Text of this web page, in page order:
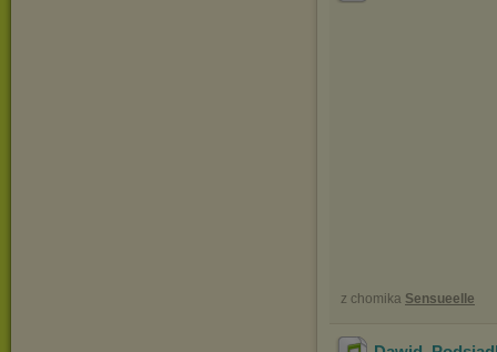
z chomika Sensueelle